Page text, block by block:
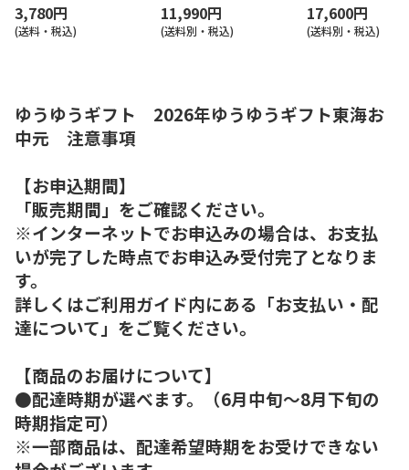
3,780円
(送料・税込)
11,990円
(送料別・税込)
17,600円
(送料別・税込)
ゆうゆうギフト 2026年ゆうゆうギフト東海お
中元 注意事項
【お申込期間】
「販売期間」をご確認ください。
※インターネットでお申込みの場合は、お支払
いが完了した時点でお申込み受付完了となりま
す。
詳しくはご利用ガイド内にある「お支払い・配
達について」をご覧ください。
【商品のお届けについて】
●配達時期が選べます。（6月中旬～8月下旬の
時期指定可）
※一部商品は、配達希望時期をお受けできない